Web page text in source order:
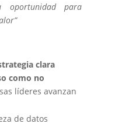
oportunidad para
clara
como no
líderes avanzan
de datos